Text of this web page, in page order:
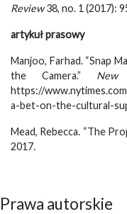
Review38, no. 1 (2017):
artykuł prasowy
Manjoo, Farhad. “Snap
the Camera.” New
https://
a-bet-on-the-cultural-
Mead, Rebecca. “The
2017.
Prawa autorskie